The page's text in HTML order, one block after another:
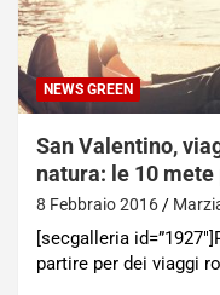
NEWS GREEN
San Valentino,
natura: le 10 mete
8 Febbraio 2016
[secgalleria
partire per dei viaggi